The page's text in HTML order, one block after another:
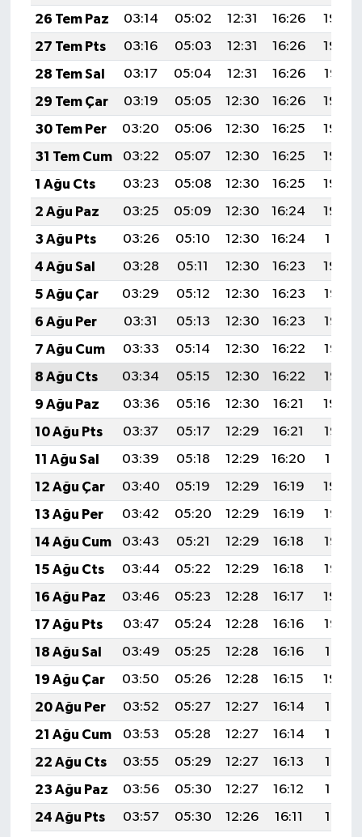
26 Tem Paz
03:14 05:02 12:31 16:26
19:49
27 Tem Pts
03:16 05:03 12:31 16:26
19:48
28 Tem Sal
03:17 05:04 12:31 16:26
19:47
29 Tem Çar
03:19 05:05 12:30 16:26
19:46
30 Tem Per
03:20 05:06 12:30 16:25
19:45
31 Tem Cum
03:22 05:07 12:30 16:25
19:44
1 Ağu Cts
03:23 05:08 12:30 16:25
19:43
2 Ağu Paz
03:25 05:09 12:30 16:24
19:42
3 Ağu Pts
03:26 05:10 12:30 16:24
19:41
4 Ağu Sal
03:28 05:11 12:30 16:23
19:40
5 Ağu Çar
03:29 05:12 12:30 16:23
19:38
6 Ağu Per
03:31 05:13 12:30 16:23
19:37
7 Ağu Cum
03:33 05:14 12:30 16:22
19:36
8 Ağu Cts
03:34 05:15 12:30 16:22
19:35
9 Ağu Paz
03:36 05:16 12:30 16:21
19:34
10 Ağu Pts
03:37 05:17 12:29 16:21
19:32
11 Ağu Sal
03:39 05:18 12:29 16:20
19:31
12 Ağu Çar
03:40 05:19 12:29 16:19
19:30
13 Ağu Per
03:42 05:20 12:29 16:19
19:28
14 Ağu Cum
03:43 05:21 12:29 16:18
19:27
15 Ağu Cts
03:44 05:22 12:29 16:18
19:26
16 Ağu Paz
03:46 05:23 12:28 16:17
19:24
17 Ağu Pts
03:47 05:24 12:28 16:16
19:23
18 Ağu Sal
03:49 05:25 12:28 16:16
19:21
19 Ağu Çar
03:50 05:26 12:28 16:15
19:20
20 Ağu Per
03:52 05:27 12:27 16:14
19:18
21 Ağu Cum
03:53 05:28 12:27 16:14
19:17
22 Ağu Cts
03:55 05:29 12:27 16:13
19:16
23 Ağu Paz
03:56 05:30 12:27 16:12
19:14
24 Ağu Pts
03:57 05:30 12:26 16:11
19:12